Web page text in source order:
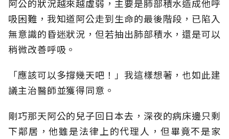
阿公的狀況越來越虛弱，主要是肺部積水造成他呼
吸困難，我知道阿公走到生命的最後階段，已陷入
無意識的昏迷狀況，但若抽出肺部積水，還是可以
稍微改善呼吸。
「應該可以多撐幾天吧！」我這樣想著，也如此建
議主治醫師並獲得同意。
剛巧那天阿公的兒子回日本去，深夜的病床邊只剩
下鄰居，他雖是法律上的代理人，但畢竟不是家